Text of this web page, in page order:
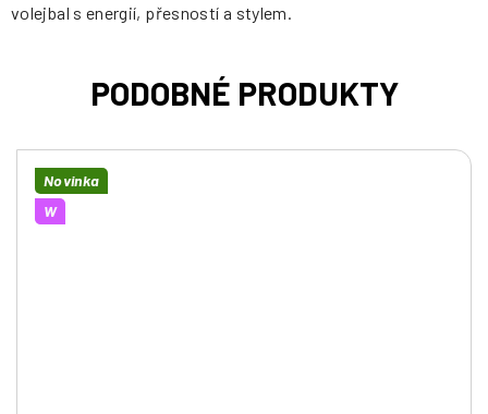
volejbal s energií, přesností a stylem.
Novinka
W